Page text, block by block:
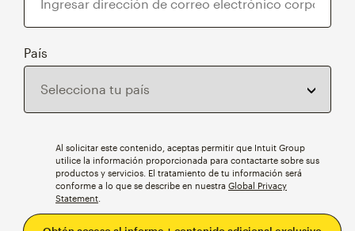
País
Al solicitar este contenido, aceptas permitir que Intuit Group
utilice la información proporcionada para contactarte sobre sus
productos y servicios. El tratamiento de tu información será
conforme a lo que se describe en nuestra Global Privacy
Statement